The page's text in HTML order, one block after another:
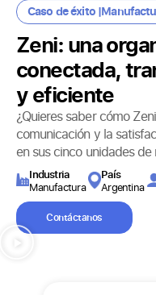
Caso de éxito |
Zeni: una
conectada,
y eficiente
¿Quieres saber cómo
comunicación y la
en sus cinco unidades de
Industria
Manufactura
País
Argentina
Contáctanos